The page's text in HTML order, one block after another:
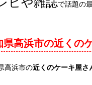
で話題の
県高浜市の近くの
高浜市の近くのケーキ屋さ